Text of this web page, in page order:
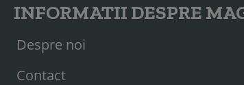
INFORMATII DESPRE
Despre noi
Contact